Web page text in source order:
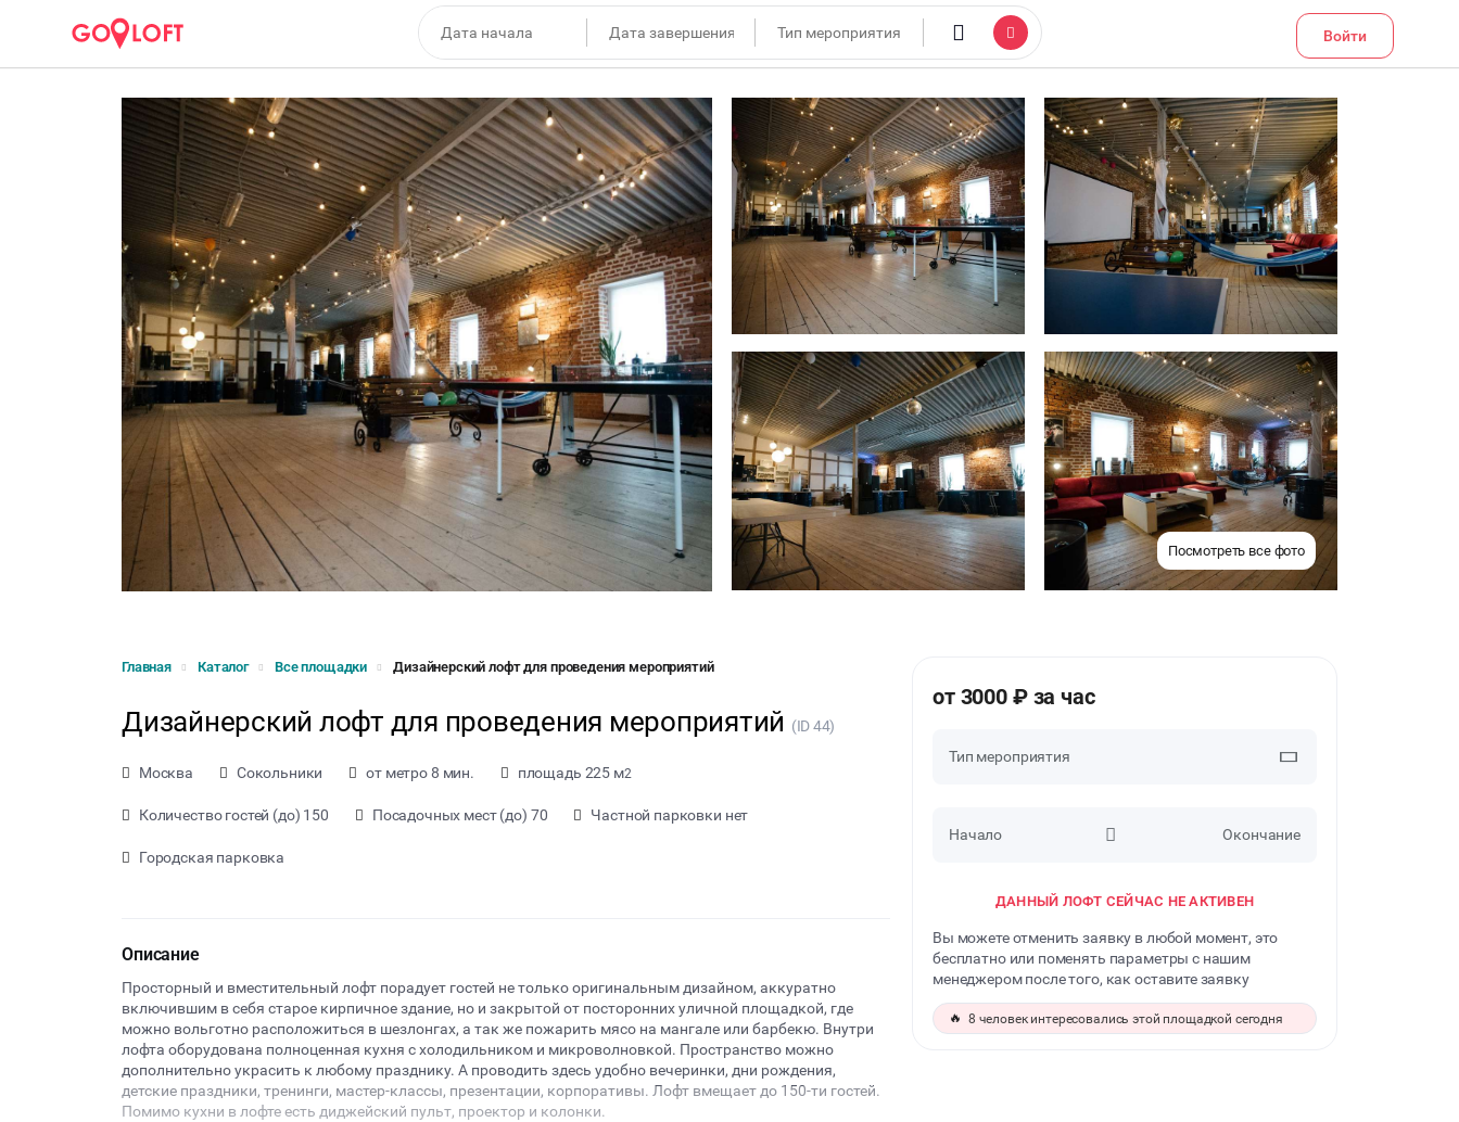
Войти
Посмотреть все фото
Главная Каталог Все площадки Дизайнерский лофт для проведения мероприятий
Дизайнерский лофт для проведения мероприятий (ID 44)
Москва Сокольники от метро 8 мин. площадь 225 м2
Количество гостей (до) 150 Посадочных мест (до) 70 Частной парковки нет
Городская парковка
Описание
Просторный и вместительный лофт порадует гостей не только оригинальным дизайном, аккуратно
включившим в себя старое кирпичное здание, но и закрытой от посторонних уличной площадкой, где
можно вольготно расположиться в шезлонгах, а так же пожарить мясо на мангале или барбекю. Внутри
лофта оборудована полноценная кухня с холодильником и микроволновкой. Пространство можно
дополнительно украсить к любому празднику. А проводить здесь удобно вечеринки, дни рождения,
детские праздники, тренинги, мастер-классы, презентации, корпоративы. Лофт вмещает до 150-ти гостей.
Помимо кухни в лофте есть диджейский пульт, проектор и колонки.
от 3000 ₽ за час
Тип мероприятия
ДЕНЬ РОЖДЕНИЯ
ДЕТСКИЕ ПРАЗДНИКИ
Начало Окончание
ДАННЫЙ ЛОФТ СЕЙЧАС НЕ АКТИВЕН
Вы можете отменить заявку в любой момент, это
бесплатно или поменять параметры с нашим
менеджером после того, как оставите заявку
🔥 8 человек интересовались этой площадкой сегодня